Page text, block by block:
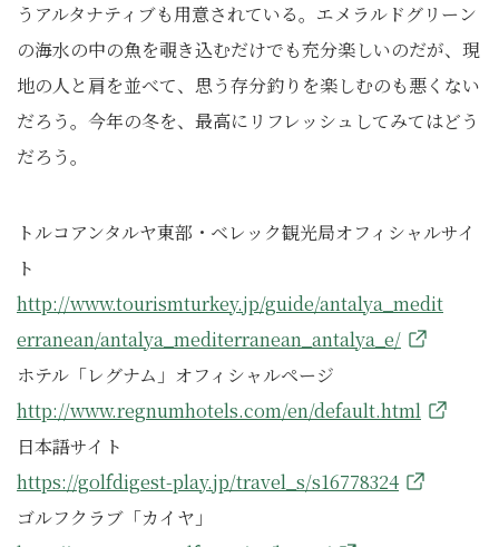
うアルタナティブも用意されている。エメラルドグリーン
の海水の中の魚を覗き込むだけでも充分楽しいのだが、現
地の人と肩を並べて、思う存分釣りを楽しむのも悪くない
だろう。今年の冬を、最高にリフレッシュしてみてはどう
だろう。
トルコアンタルヤ東部・ベレック観光局オフィシャルサイ
ト
http://www.tourismturkey.jp/guide/antalya_medit
erranean/antalya_mediterranean_antalya_e/
ホテル「レグナム」オフィシャルページ
http://www.regnumhotels.com/en/default.html
日本語サイト
https://golfdigest-play.jp/travel_s/s16778324
ゴルフクラブ「カイヤ」